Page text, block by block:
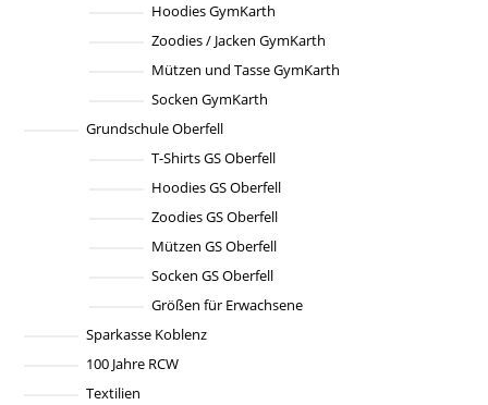
Hoodies GymKarth
Zoodies / Jacken GymKarth
Mützen und Tasse GymKarth
Socken GymKarth
Grundschule Oberfell
T-Shirts GS Oberfell
Hoodies GS Oberfell
Zoodies GS Oberfell
Mützen GS Oberfell
Socken GS Oberfell
Größen für Erwachsene
Sparkasse Koblenz
100 Jahre RCW
Textilien